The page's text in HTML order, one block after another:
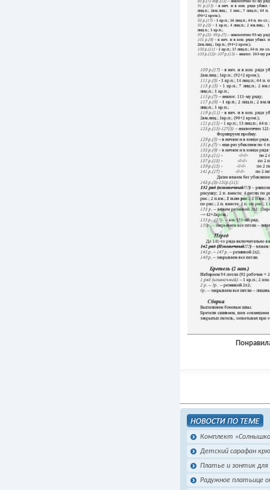
Комплект
Детский сарафан
Платье и зонтик
Радужное платьице